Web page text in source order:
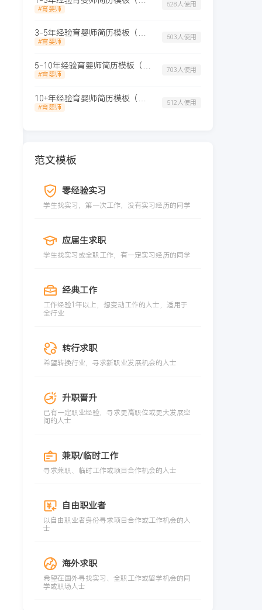
#育婴师
528人使用
#育婴师
503人使用
#育婴师
703人使用
#育婴师
512人使用
范文模板
零经验实习
学生找实习，第一次工作，没有实习经历的同学
应届生求职
学生找实习或全职工作，有一定实习经历的同学
经典工作
工作经验1年以上，想变动工作的人士，适用于
全行业
转行求职
希望转换行业，寻求新职业发展机会的人士
升职晋升
已有一定职业经验，寻求更高职位或更大发展空
间的人士
兼职/临时工作
寻求兼职、临时工作或项目合作机会的人士
自由职业者
以自由职业者身份寻求项目合作或工作机会的人
士
海外求职
希望在国外寻找实习、全职工作或留学机会的同
学或职场人士